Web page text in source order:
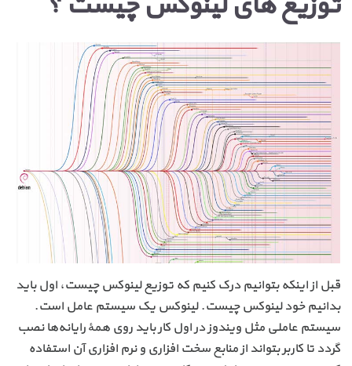
قبل از اینکه بتوانیم درک کنیم که توزیع لینوکس چیست، اول باید
بدانیم خود لینوکس چیست. لینوکس یک سیستم عامل است.
سیستم عاملی مثل ویندوز در اول کار باید روی همهٔ رایانه‌ها نصب
گردد تا کاربر بتواند از منابع سخت افزاری و نرم افزاری آن استفاده